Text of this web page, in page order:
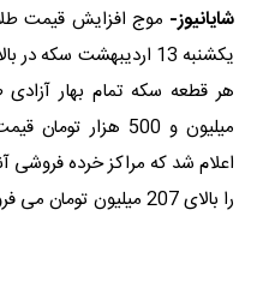
شایانیوز- موج افزایش قیمت
یکشنبه 13 اردیبهشت
میلیون و 500
اعلام شد که مراکز خرده فروشی
را بالای 207 میلیون تومان می فروشند